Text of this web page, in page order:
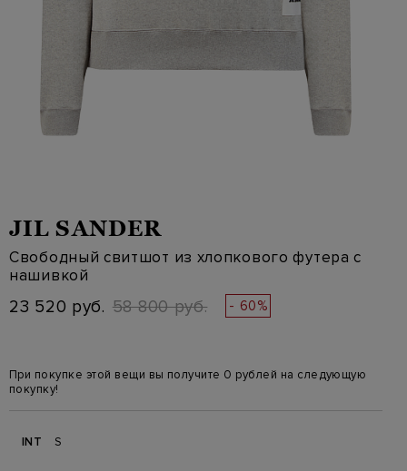
JIL SANDER
Свободный свитшот из хлопкового футера с
нашивкой
23 520 руб. 58 800 руб. - 60%
При покупке этой вещи вы получите 0 рублей на следующую
покупку!
INT S